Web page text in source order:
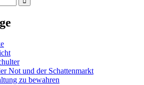
Search
Not und der Schattenmarkt
zu bewahren